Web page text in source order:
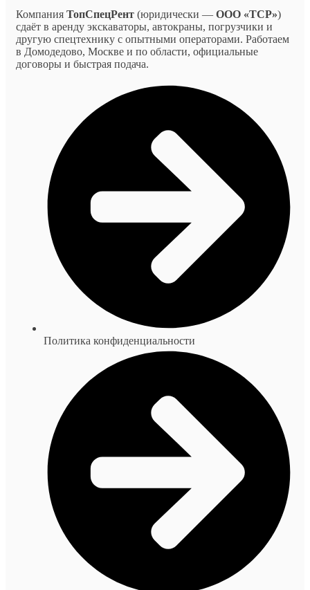
Компания ТопСпецРент (юридически — ООО «ТСР»)
сдаёт в аренду экскаваторы, автокраны, погрузчики и
другую спецтехнику с опытными операторами. Работаем
в Домодедово, Москве и по области, официальные
договоры и быстрая подача.
Политика конфиденциальности